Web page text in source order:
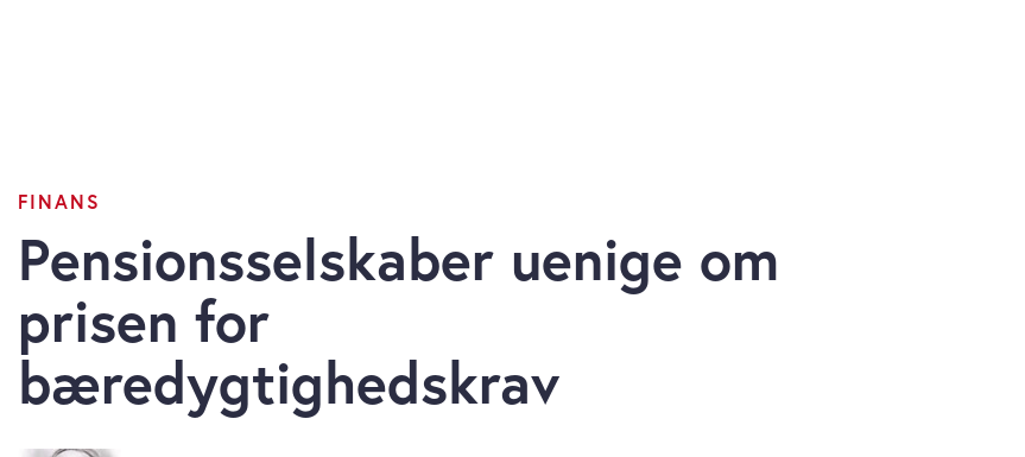
FINANS
Pensionsselskaber uenige om
prisen for
bæredygtighedskrav